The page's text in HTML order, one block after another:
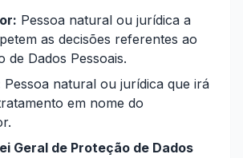
Pessoa natural ou jurídica a
as decisões referentes ao
de Dados Pessoais.
Pessoa natural ou jurídica que irá
em nome do
Geral de Proteção de Dados